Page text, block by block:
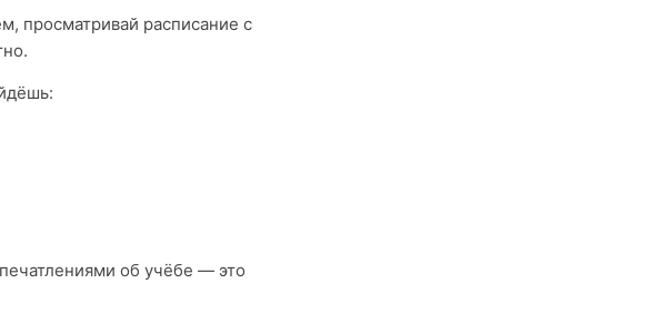
просматривай расписание с
об учёбе — это